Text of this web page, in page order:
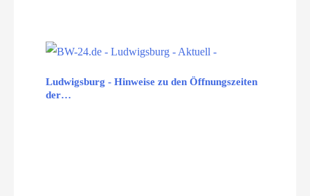
Ludwigsburg - Hinweise zu den Öffnungszeiten
der…